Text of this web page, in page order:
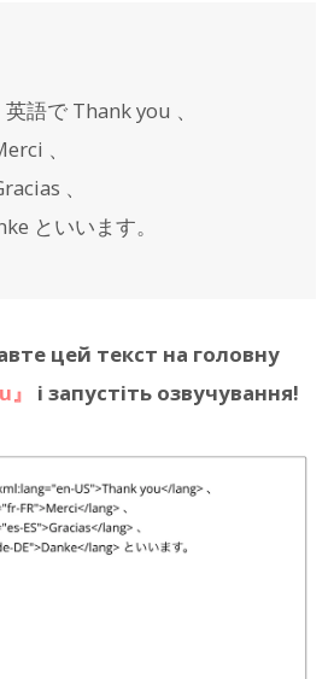
英語で Thank you 、
、
、
といいます。
цей текст на головну
і запустіть озвучування!